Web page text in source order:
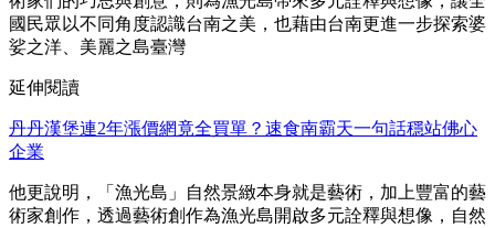
國民眾以不同角度認識台南之美，也藉由台南更進一步探索婆
娑之洋、美麗之島臺灣
延伸閱讀
丹丹漢堡連2年漲價網竟全買單？速食南霸天一句話穩站佛心
企業
他更說明，「漁光島」自然景緻本身就是藝術，加上豐富的藝
術家創作，透過藝術創作為漁光島開啟多元詮釋與想像，自然